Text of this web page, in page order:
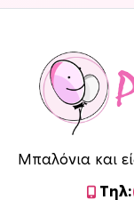
Μπαλόνια και
Τηλ: